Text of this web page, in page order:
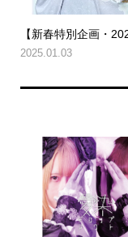
【新春特別企画・
2025.01.03